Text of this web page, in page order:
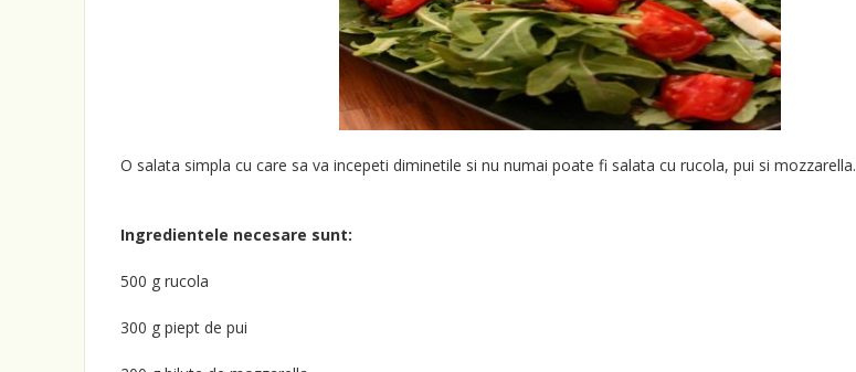
O salata simpla cu care sa va incepeti diminetile si nu numai poate fi salata cu rucola, pui si mozzarella.
Ingredientele necesare sunt:
500 g rucola
300 g piept de pui